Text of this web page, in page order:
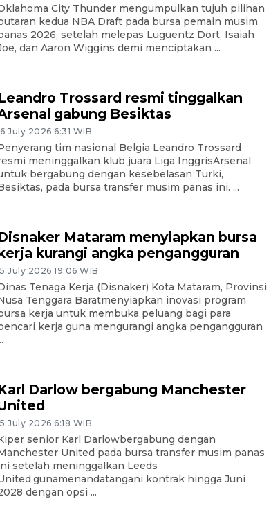
City Thunder mengumpulkan tujuh pilihan
kedua NBA Draft pada bursa pemain musim
2026, setelah melepas Luguentz Dort, Isaiah
dan Aaron Wiggins demi menciptakan ...
Trossard resmi tinggalkan
gabung Besiktas
July 2026 6:31 WIB
tim nasional Belgia Leandro Trossard
meninggalkan klub juara Liga InggrisArsenal
bergabung dengan kesebelasan Turki,
pada bursa transfer musim panas ini. ...
Mataram menyiapkan bursa
kurangi angka pengangguran
July 2026 19:06 WIB
Tenaga Kerja (Disnaker) Kota Mataram, Provinsi
Tenggara Baratmenyiapkan inovasi program
kerja untuk membuka peluang bagi para
kerja guna mengurangi angka pengangguran
Darlow bergabung Manchester
July 2026 6:18 WIB
senior Karl Darlowbergabung dengan
United pada bursa transfer musim panas
setelah meninggalkan Leeds
kontrak hingga Juni
dengan opsi ...
Sidang putusan terdakwa
pembunuhan Brigadir Nurhadi
10 March 2026 12:55 WIB